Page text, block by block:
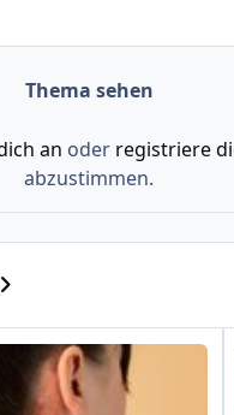
Thema sehen
an oder registriere
abzustimmen.
Karussell-Folie
Karussell-Folie
und an der Hand